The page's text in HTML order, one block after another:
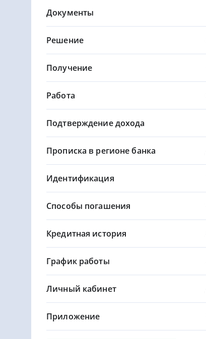
Документы
Решение
Получение
Работа
Подтверждение дохода
Прописка в регионе банка
Идентификация
Способы погашения
Кредитная история
График работы
Личный кабинет
Приложение